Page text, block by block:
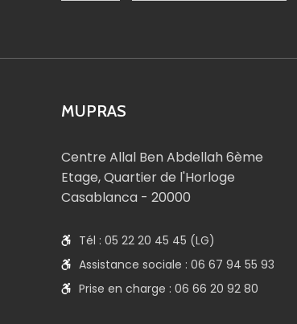
MUPRAS
Centre Allal Ben Abdellah 6ème
Etage, Quartier de l'Horloge
Casablanca - 20000
Tél : 05 22 20 45 45 (LG)
Assistance sociale : 06 67 94 55 93
Prise en charge : 06 66 20 92 80